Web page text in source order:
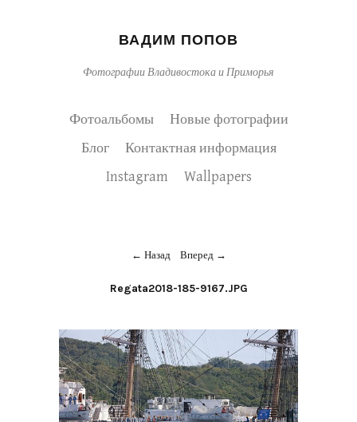
ВАДИМ ПОПОВ
Фотографии Владивостока и Приморья
Фотоальбомы
Новые фотографии
Блог
Контактная информация
Instagram
Wallpapers
Назад Вперед
Regata2018-185-9167.JPG